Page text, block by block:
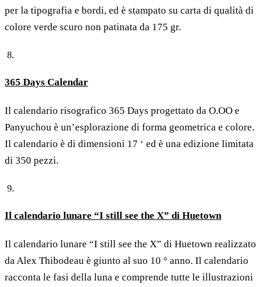
per la tipografia e bordi, ed è stampato su carta di qualità di
colore verde scuro non patinata da 175 gr.
365 Days Calendar
Il calendario risografico 365 Days progettato da O.OO e
Panyuchou è un’esplorazione di forma geometrica e colore.
Il calendario è di dimensioni 17 ‘ ed è una edizione limitata
di 350 pezzi.
Il calendario lunare “I still see the X” di Huetown
Il calendario lunare “I still see the X” di Huetown realizzato
da Alex Thibodeau è giunto al suo 10 ° anno. Il calendario
racconta le fasi della luna e comprende tutte le illustrazioni